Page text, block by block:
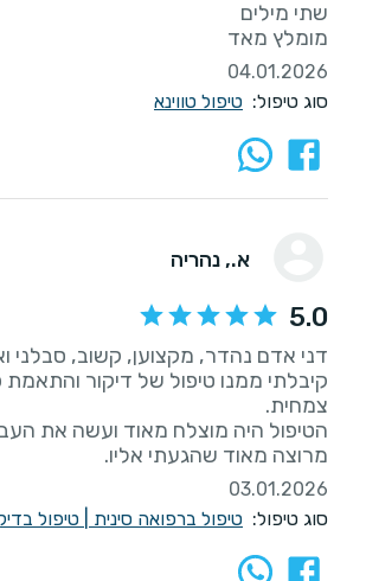
מומלץ מאד
04.01.2026
סוג טיפול: טיפול טווינא
א., נהריה
5.0
קיבלתי ממנו טיפול של דיקור והתאמת
מרוצה מאוד שהגעתי אליו.
03.01.2026
סוג טיפול: טיפול ברפואה סינית טיפול